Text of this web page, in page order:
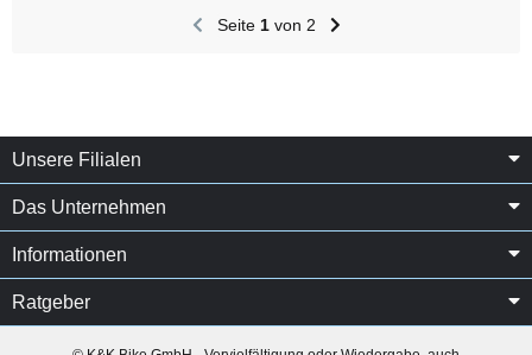
Seite 1von 2
Unsere Filialen
Das Unternehmen
Informationen
Ratgeber